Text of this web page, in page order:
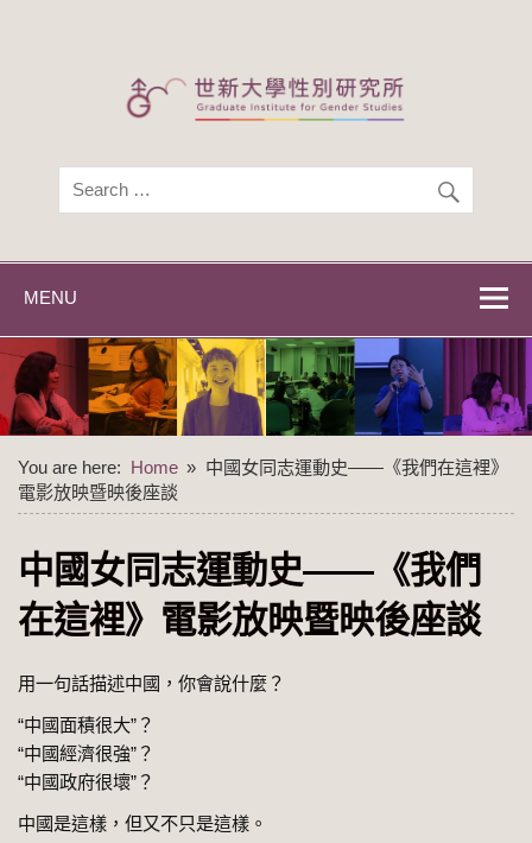
世新大學性別研
世新大學性別研究所
MENU
You are here: Home
中國女同志運動史——《我們在這裡》
電影放映暨映後座談
中國女同志運動史——《我們
在這裡》電影放映暨映後座談
用一句話描述中國，你會說什麼？
“中國面積很大”？
“中國經濟很強”？
“中國政府很壞”？
中國是這樣，但又不只是這樣。